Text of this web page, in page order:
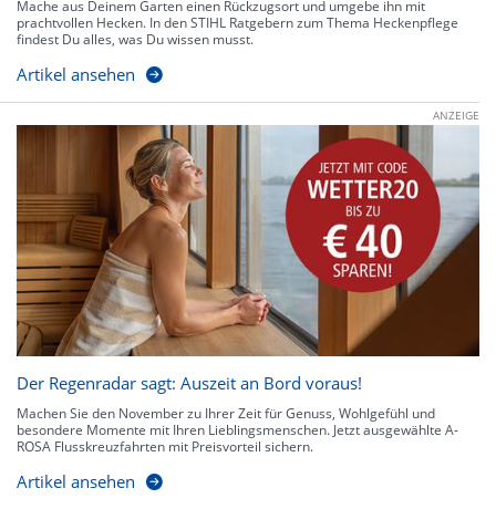
Mache aus Deinem Garten einen Rückzugsort und umgebe ihn mit
prachtvollen Hecken. In den STIHL Ratgebern zum Thema Heckenpflege
findest Du alles, was Du wissen musst.
Artikel ansehen
ANZEIGE
Der Regenradar sagt: Auszeit an Bord voraus!
Machen Sie den November zu Ihrer Zeit für Genuss, Wohlgefühl und
besondere Momente mit Ihren Lieblingsmenschen. Jetzt ausgewählte A-
ROSA Flusskreuzfahrten mit Preisvorteil sichern.
Artikel ansehen